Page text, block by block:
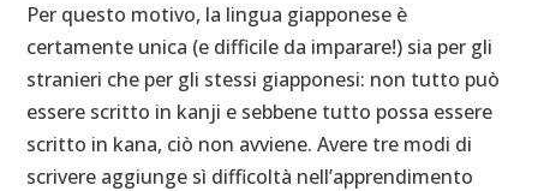
Per questo motivo, la lingua giapponese è
certamente unica (e difficile da imparare!) sia per gli
stranieri che per gli stessi giapponesi: non tutto può
essere scritto in kanji e sebbene tutto possa essere
scritto in kana, ciò non avviene. Avere tre modi di
scrivere aggiunge sì difficoltà nell’apprendimento